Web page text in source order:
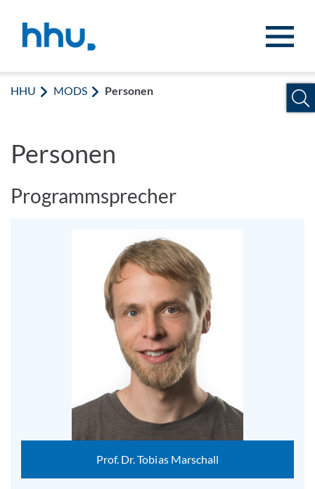
HHU MODS Personen
Personen
Programmsprecher
Prof. Dr. Tobias Marschall